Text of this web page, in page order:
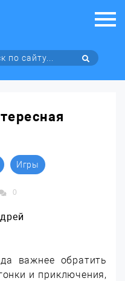
Игры
0
важнее обратить
и приключения,